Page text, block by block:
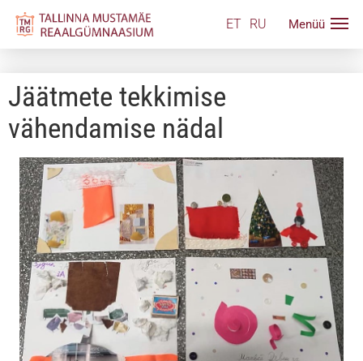
ET RU
Jäätmete tekkimise
vähendamise nädal